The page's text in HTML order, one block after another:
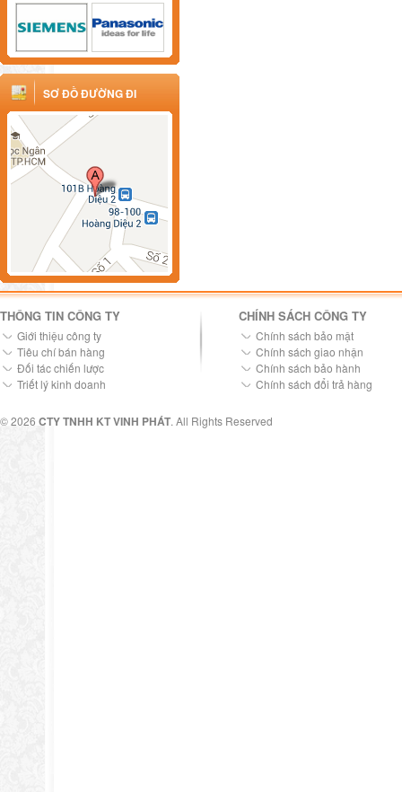
SƠ ĐỒ ĐƯỜNG ĐI
THÔNG TIN CÔNG TY
Giới thiệu công ty
Tiêu chí bán hàng
Đối tác chiến lược
Triết lý kinh doanh
CHÍNH SÁCH CÔNG TY
Chính sách bảo mật
Chính sách giao nhận
Chính sách bảo hành
Chính sách đổi trả hàng
© 2026 CTY TNHH KT VINH PHÁT. All Rights Reserved